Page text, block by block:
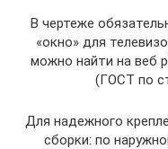
В чертеже
«окно» для
можно найти на веб
(ГОСТ по
Для надежного
сборки: по